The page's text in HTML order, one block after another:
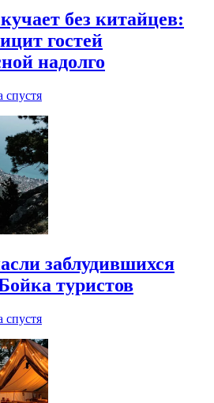
без китайцев:
гостей
надолго
спустя
заблудившихся
туристов
спустя